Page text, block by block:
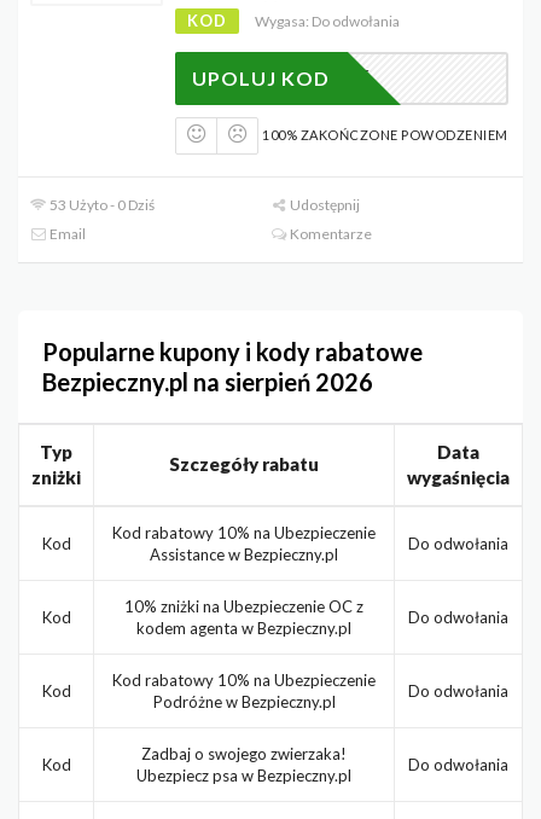
KOD Wygasa: Do odwołania
2346
UPOLUJ KOD
100% ZAKOŃCZONE POWODZENIEM
53 Użyto - 0 Dziś
Udostępnij
Email
Komentarze
Popularne kupony i kody rabatowe
Bezpieczny.pl na sierpień 2026
Typ
zniżki
Szczegóły rabatu
Data
wygaśnięcia
Kod
Kod rabatowy 10% na Ubezpieczenie
Assistance w Bezpieczny.pl
Do odwołania
Kod
10% zniżki na Ubezpieczenie OC z
kodem agenta w Bezpieczny.pl
Do odwołania
Kod
Kod rabatowy 10% na Ubezpieczenie
Podróżne w Bezpieczny.pl
Do odwołania
Kod
Zadbaj o swojego zwierzaka!
Ubezpiecz psa w Bezpieczny.pl
Do odwołania